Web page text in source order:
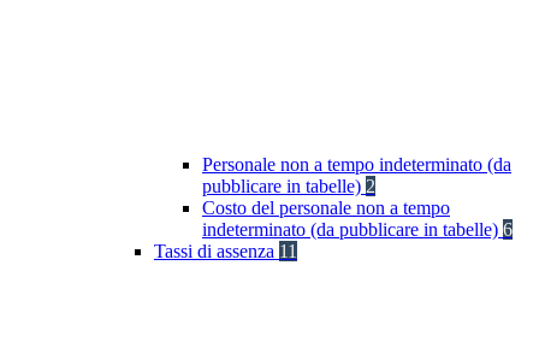
Personale non a tempo indeterminato (da
pubblicare in tabelle) 2
Costo del personale non a tempo
indeterminato (da pubblicare in tabelle) 6
Tassi di assenza 11